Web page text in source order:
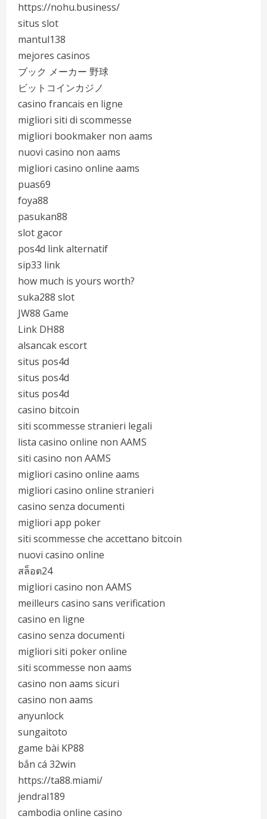
https://nohu.business/
situs slot
mantul138
mejores casinos
ブック メーカー 野球
ビットコインカジノ
casino francais en ligne
migliori siti di scommesse
migliori bookmaker non aams
nuovi casino non aams
migliori casino online aams
puas69
foya88
pasukan88
slot gacor
pos4d link alternatif
sip33 link
how much is yours worth?
suka288 slot
JW88 Game
Link DH88
alsancak escort
situs pos4d
situs pos4d
situs pos4d
casino bitcoin
siti scommesse stranieri legali
lista casino online non AAMS
siti casino non AAMS
migliori casino online aams
migliori casino online stranieri
casino senza documenti
migliori app poker
siti scommesse che accettano bitcoin
nuovi casino online
สล็อต24
migliori casino non AAMS
meilleurs casino sans verification
casino en ligne
casino senza documenti
migliori siti poker online
siti scommesse non aams
casino non aams sicuri
casino non aams
anyunlock
sungaitoto
game bài KP88
bắn cá 32win
https://ta88.miami/
jendral189
cambodia online casino